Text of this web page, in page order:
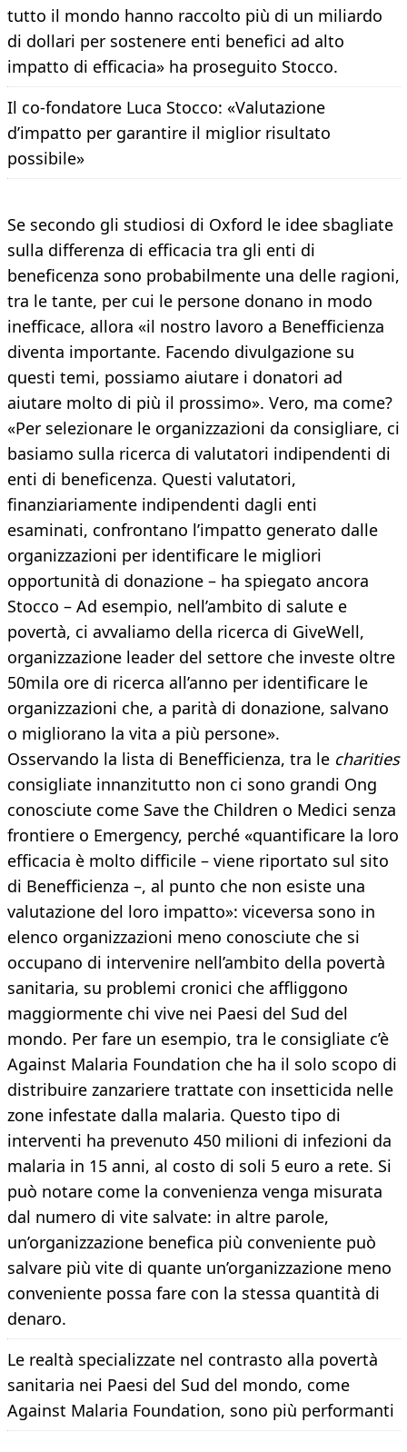
tutto il mondo hanno raccolto più di un miliardo
di dollari per sostenere enti benefici ad alto
impatto di efficacia» ha proseguito Stocco.
Il co-fondatore Luca Stocco: «Valutazione
d’impatto per garantire il miglior risultato
possibile»
Se secondo gli studiosi di Oxford le idee sbagliate
sulla differenza di efficacia tra gli enti di
beneficenza sono probabilmente una delle ragioni,
tra le tante, per cui le persone donano in modo
inefficace, allora «il nostro lavoro a Benefficienza
diventa importante. Facendo divulgazione su
questi temi, possiamo aiutare i donatori ad
aiutare molto di più il prossimo». Vero, ma come?
«Per selezionare le organizzazioni da consigliare, ci
basiamo sulla ricerca di valutatori indipendenti di
enti di beneficenza. Questi valutatori,
finanziariamente indipendenti dagli enti
esaminati, confrontano l’impatto generato dalle
organizzazioni per identificare le migliori
opportunità di donazione – ha spiegato ancora
Stocco – Ad esempio, nell’ambito di salute e
povertà, ci avvaliamo della ricerca di GiveWell,
organizzazione leader del settore che investe oltre
50mila ore di ricerca all’anno per identificare le
organizzazioni che, a parità di donazione, salvano
o migliorano la vita a più persone».
Osservando la lista di Benefficienza, tra le charities
consigliate innanzitutto non ci sono grandi Ong
conosciute come Save the Children o Medici senza
frontiere o Emergency, perché «quantificare la loro
efficacia è molto difficile – viene riportato sul sito
di Benefficienza –, al punto che non esiste una
valutazione del loro impatto»: viceversa sono in
elenco organizzazioni meno conosciute che si
occupano di intervenire nell’ambito della povertà
sanitaria, su problemi cronici che affliggono
maggiormente chi vive nei Paesi del Sud del
mondo. Per fare un esempio, tra le consigliate c’è
Against Malaria Foundation che ha il solo scopo di
distribuire zanzariere trattate con insetticida nelle
zone infestate dalla malaria. Questo tipo di
interventi ha prevenuto 450 milioni di infezioni da
malaria in 15 anni, al costo di soli 5 euro a rete. Si
può notare come la convenienza venga misurata
dal numero di vite salvate: in altre parole,
un’organizzazione benefica più conveniente può
salvare più vite di quante un’organizzazione meno
conveniente possa fare con la stessa quantità di
denaro.
Le realtà specializzate nel contrasto alla povertà
sanitaria nei Paesi del Sud del mondo, come
Against Malaria Foundation, sono più performanti